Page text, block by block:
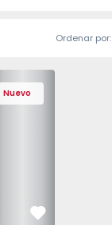
Ordenar por:
Nuevo
Favorito